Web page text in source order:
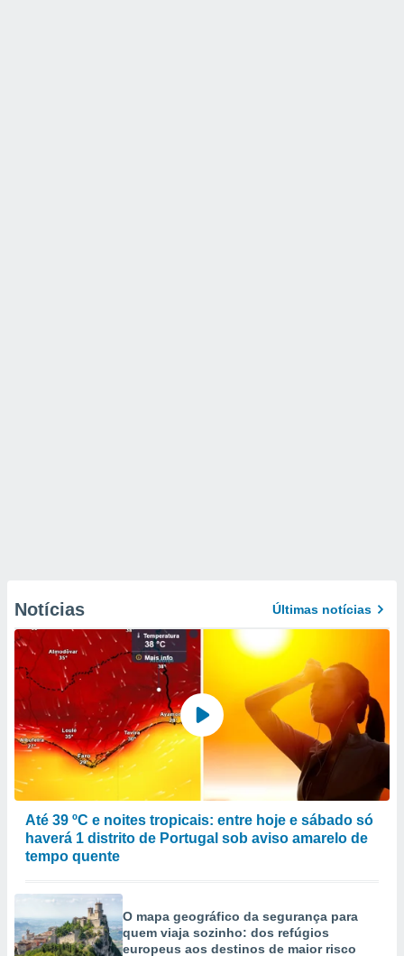
Notícias Últimas notícias
Até 39 ºC e noites tropicais: entre hoje e sábado só
haverá 1 distrito de Portugal sob aviso amarelo de
tempo quente
O mapa geográfico da segurança para
quem viaja sozinho: dos refúgios
europeus aos destinos de maior risco